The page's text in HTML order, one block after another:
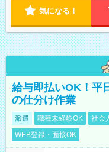
気になる！
給与即払いOK！平
の仕分け作業
派遣 職種未経験OK 社会
WEB登録・面接OK